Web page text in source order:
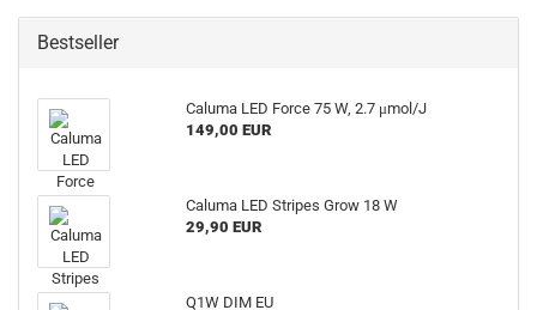
Bestseller
Caluma LED Force 75 W, 2.7 μmol/J
149,00 EUR
Caluma LED Stripes Grow 18 W
29,90 EUR
Q1W DIM EU